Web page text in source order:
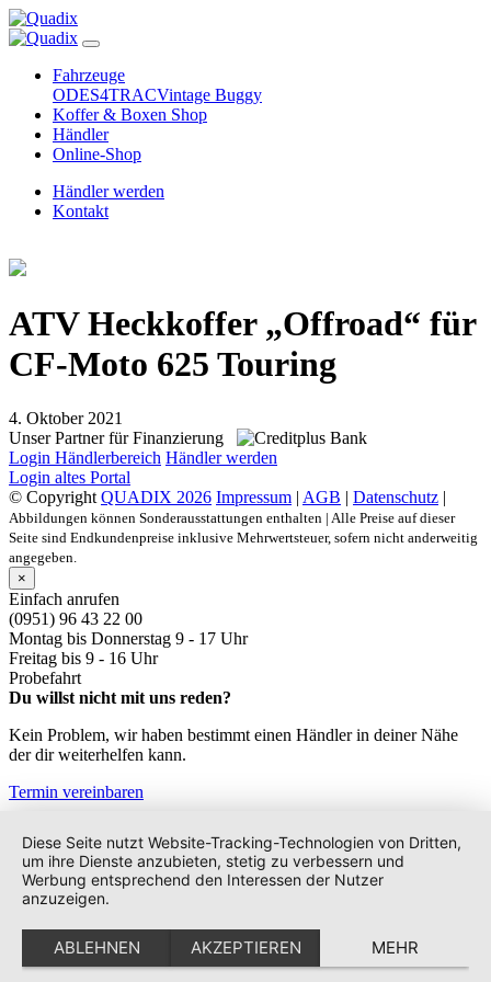
Fahrzeuge
ODES4TRACVintage Buggy
Koffer & Boxen Shop
Händler
Online-Shop
Händler werden
Kontakt
ATV Heckkoffer „Offroad“ für
CF-Moto 625 Touring
4. Oktober 2021
Unser Partner für Finanzierung
Login Händlerbereich Händler werden
Login altes Portal
© Copyright QUADIX 2026 Impressum | AGB | Datenschutz |
Abbildungen können Sonderausstattungen enthalten | Alle Preise auf dieser
Seite sind Endkundenpreise inklusive Mehrwertsteuer, sofern nicht anderweitig
angegeben.
×
Einfach anrufen
(0951) 96 43 22 00
Montag bis Donnerstag 9 - 17 Uhr
Freitag bis 9 - 16 Uhr
Probefahrt
Du willst nicht mit uns reden?
Kein Problem, wir haben bestimmt einen Händler in deiner Nähe
der dir weiterhelfen kann.
Termin vereinbaren
Diese Seite nutzt Website-Tracking-Technologien von Dritten,
um ihre Dienste anzubieten, stetig zu verbessern und
Werbung entsprechend den Interessen der Nutzer
anzuzeigen.
ABLEHNEN AKZEPTIEREN MEHR